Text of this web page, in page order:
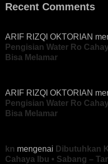
Recent Comments
ARIF RIZQI OKTORIAN
Pengisian Water Ro
Bisa Melamar
ARIF RIZQI OKTORIAN
Pengisian Water Ro
Bisa Melamar
kn mengenai Dibutuhkan
Cahaya Ibu • Sabang –